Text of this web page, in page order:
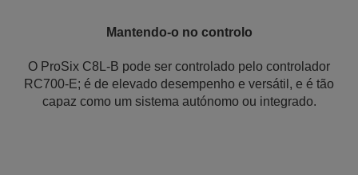
Mantendo-o no controlo
O ProSix C8L-B pode ser controlado pelo controlador
RC700-E; é de elevado desempenho e versátil, e é tão
capaz como um sistema autónomo ou integrado.